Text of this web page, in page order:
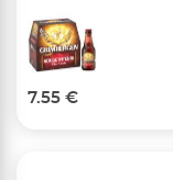
7.55 €